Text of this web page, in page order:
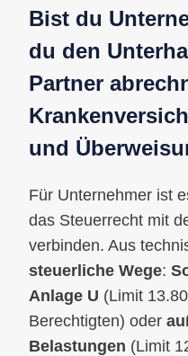
Bist du
du den
Partner
und
Für Unternehmer ist
das Steuerrecht mit
verbinden. Aus
steuerliche Wege:
Anlage U (Limit
Berechtigten) oder
Belastungen (Limit